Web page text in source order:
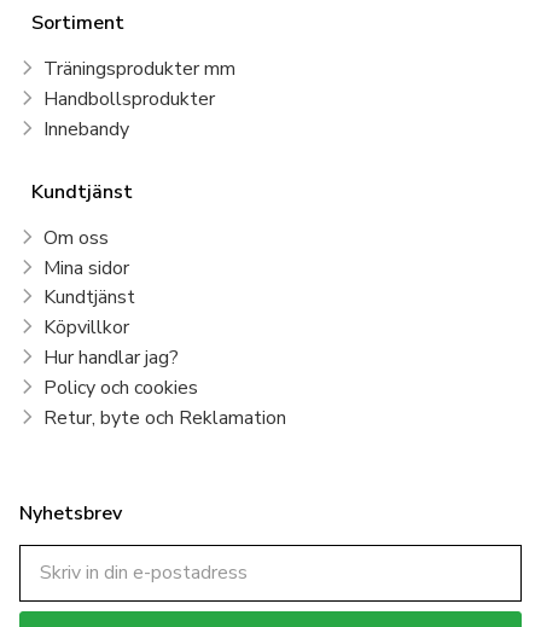
Sortiment
Träningsprodukter mm
Handbollsprodukter
Innebandy
Kundtjänst
Om oss
Mina sidor
Kundtjänst
Köpvillkor
Hur handlar jag?
Policy och cookies
Retur, byte och Reklamation
Nyhetsbrev